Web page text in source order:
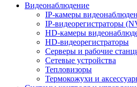
Видеонаблюдение
IP-камеры
IP-видеорегистраторы
HD-камеры
HD-видеорегистраторы
Серверы и рабочие
Сетевые устройства
Тепловизоры
Термокожухи и